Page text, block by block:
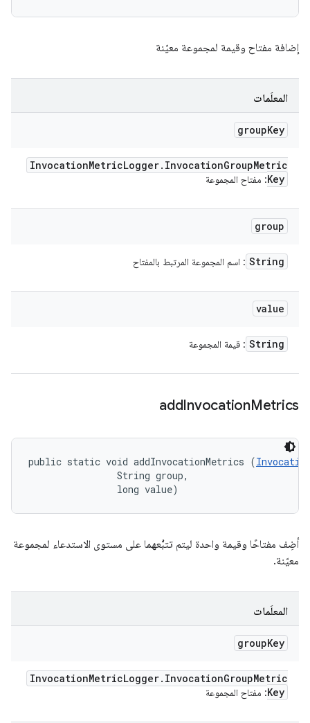
إضافة مفتاح وقيمة لمجموعة معيّنة
المعلَمات
groupKey
InvocationMetricLogger. InvocationGroupMetric
Key: مفتاح المجموعة
group
String : اسم المجموعة المرتبط بالمفتاح
value
String : قيمة المجموعة
addInvocationMetrics
public static void addInvocationMetrics (
                String group,
                long value)
أضِف مفتاحًا وقيمة واحدة ليتم تتبُّعهما على مستوى الاستدعاء لمجموعة
معيّنة.
المعلَمات
groupKey
InvocationMetricLogger. InvocationGroupMetric
Key: مفتاح المجموعة